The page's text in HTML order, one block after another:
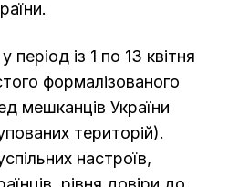
із 1 по 13 квітня
формалізованого
мешканців України
територій).
настроїв,